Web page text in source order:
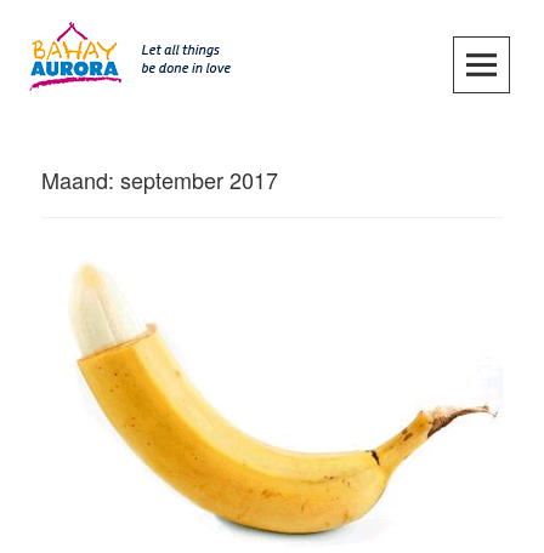
content
Maand:september 2017